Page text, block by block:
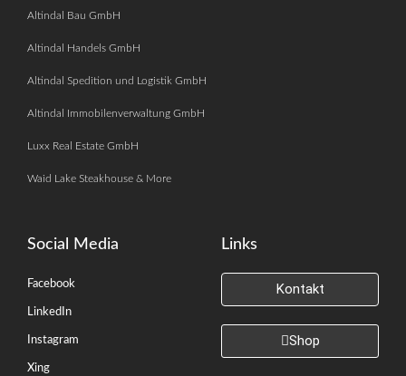
Altindal Bau GmbH
Altindal Handels GmbH
Altindal Spedition und Logistik GmbH
Altindal Immobilenverwaltung GmbH
Luxx Real Estate GmbH
Waid Lake Steakhouse & More
Social Media
Facebook
LinkedIn
Instagram
Xing
Links
Kontakt
Shop